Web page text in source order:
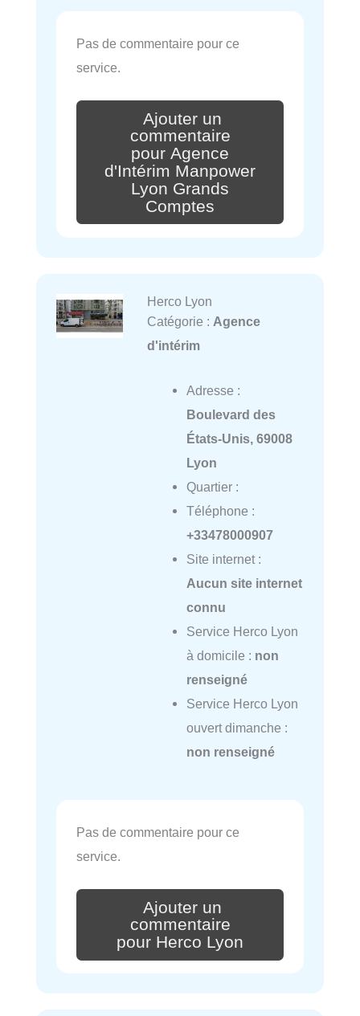
Pas de commentaire pour ce
service.
Ajouter un
commentaire
pour Agence
d'Intérim Manpower
Lyon Grands
Comptes
Herco Lyon
Catégorie : Agence
d'intérim
Adresse :
Boulevard des
États-Unis, 69008
Lyon
Quartier :
Téléphone :
+33478000907
Site internet :
Aucun site internet
connu
Service Herco Lyon
à domicile : non
renseigné
Service Herco Lyon
ouvert dimanche :
non renseigné
Pas de commentaire pour ce
service.
Ajouter un
commentaire
pour Herco Lyon